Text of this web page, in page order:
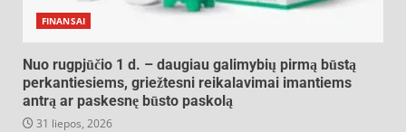
FINANSAI
Nuo rugpjūčio 1 d. – daugiau galimybių pirmą būstą
perkantiesiems, griežtesni reikalavimai imantiems
antrą ar paskesnę būsto paskolą
31 liepos, 2026